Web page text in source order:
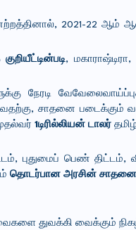
2021-22 ஆம்‌
,
நேரடி
சாதனை படைக்கும்‌
1டிரில்லியன்‌ டாலர்‌
புதுமைப் பெண்
தொடர்பான அரசின்
துவக்கி வைக்கும்